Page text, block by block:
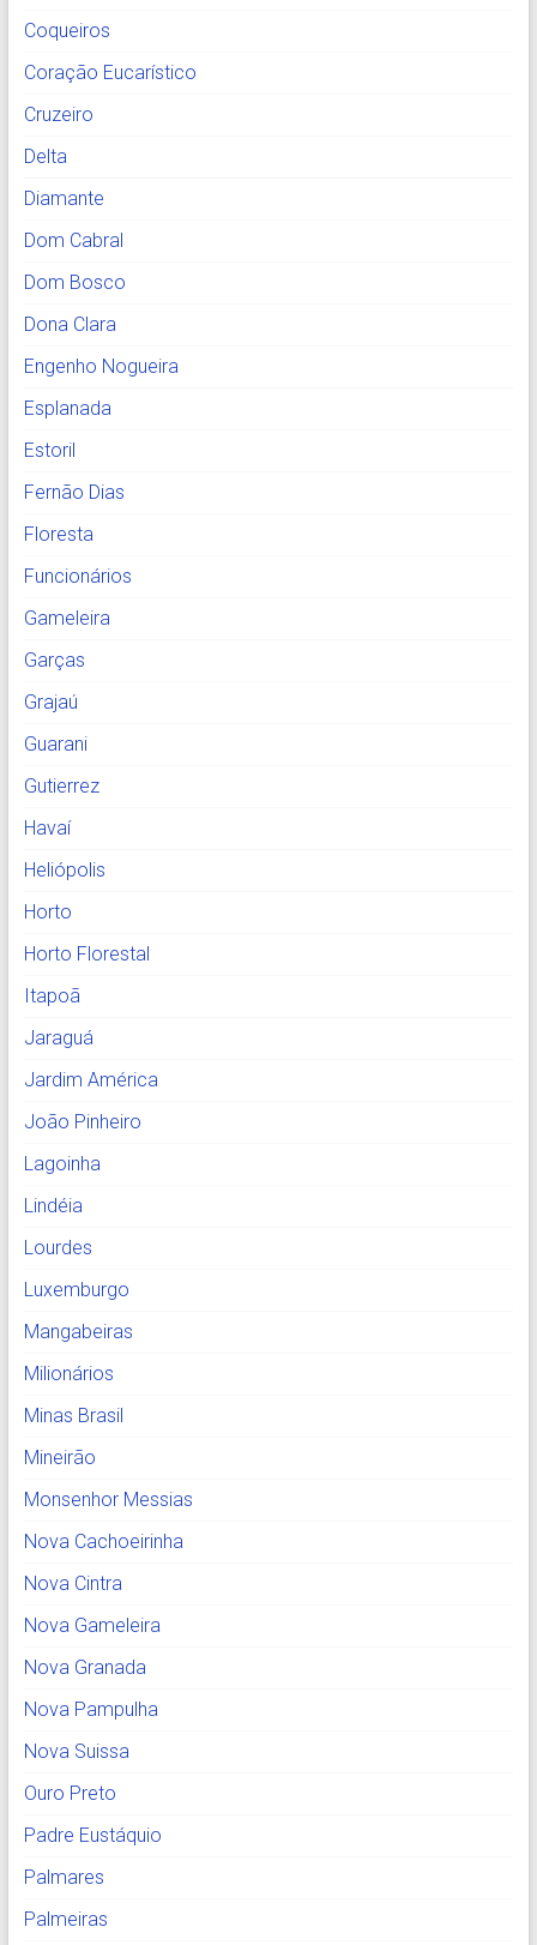
Coqueiros
Coração Eucarístico
Cruzeiro
Delta
Diamante
Dom Cabral
Dom Bosco
Dona Clara
Engenho Nogueira
Esplanada
Estoril
Fernão Dias
Floresta
Funcionários
Gameleira
Garças
Grajaú
Guarani
Gutierrez
Havaí
Heliópolis
Horto
Horto Florestal
Itapoã
Jaraguá
Jardim América
João Pinheiro
Lagoinha
Lindéia
Lourdes
Luxemburgo
Mangabeiras
Milionários
Minas Brasil
Mineirão
Monsenhor Messias
Nova Cachoeirinha
Nova Cintra
Nova Gameleira
Nova Granada
Nova Pampulha
Nova Suissa
Ouro Preto
Padre Eustáquio
Palmares
Palmeiras